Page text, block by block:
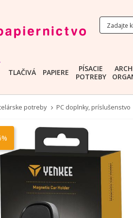
TLAČIVÁ PAPIERE
PÍSACIE
POTREBY
potreby PC doplnky, príslušenstvo